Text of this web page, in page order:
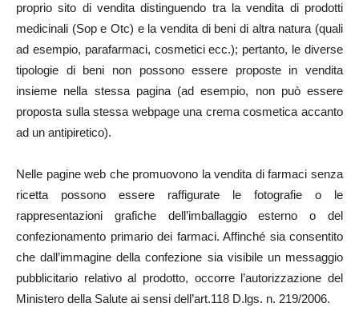
proprio sito di vendita distinguendo tra la vendita di prodotti
medicinali (Sop e Otc) e la vendita di beni di altra natura (quali
ad esempio, parafarmaci, cosmetici ecc.); pertanto, le diverse
tipologie di beni non possono essere proposte in vendita
insieme nella stessa pagina (ad esempio, non può essere
proposta sulla stessa webpage una crema cosmetica accanto
ad un antipiretico).
Nelle pagine web che promuovono la vendita di farmaci senza
ricetta possono essere raffigurate le fotografie o le
rappresentazioni grafiche dell’imballaggio esterno o del
confezionamento primario dei farmaci. Affinché sia consentito
che dall’immagine della confezione sia visibile un messaggio
pubblicitario relativo al prodotto, occorre l’autorizzazione del
Ministero della Salute ai sensi dell’art.118 D.lgs. n. 219/2006.